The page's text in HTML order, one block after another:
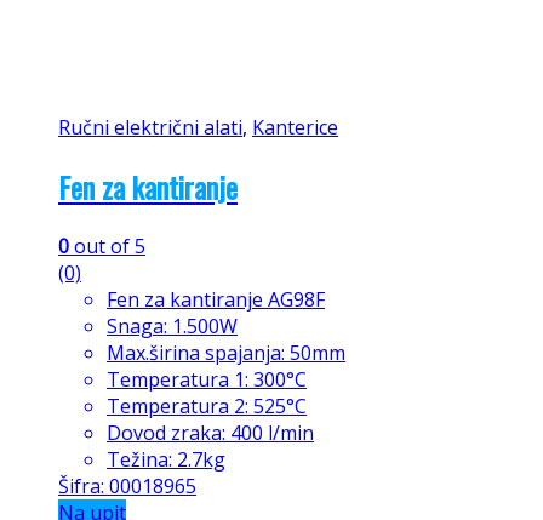
Ručni električni alati, Kanterice
Fen za kantiranje
0out of 5
(0)
Fen za kantiranje AG98F
Snaga: 1.500W
Max.širina spajanja: 50mm
Temperatura 1: 300°C
Temperatura 2: 525°C
Dovod zraka: 400 l/min
Težina: 2.7kg
Šifra: 00018965
Na upit